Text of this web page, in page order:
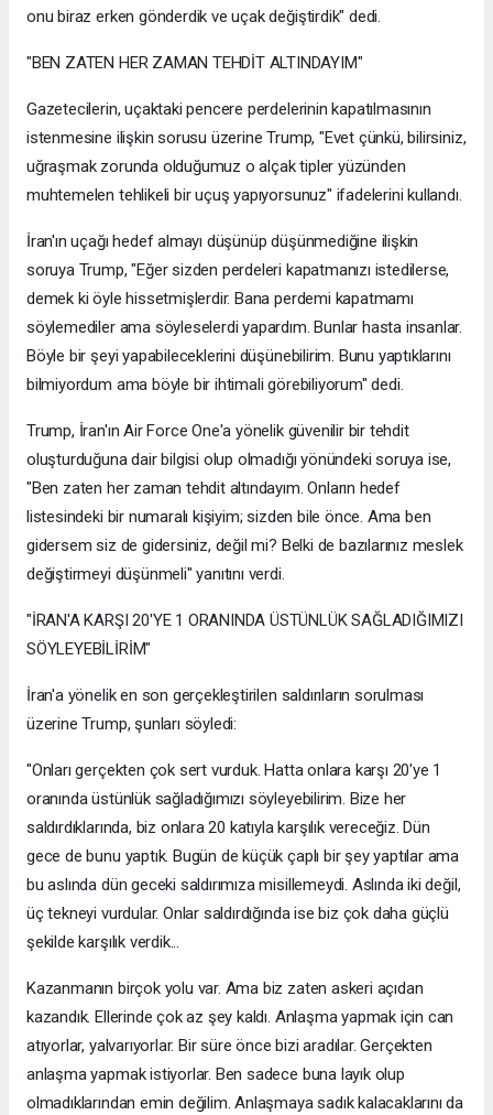
onu biraz erken gönderdik ve uçak değiştirdik" dedi.
"BEN ZATEN HER ZAMAN TEHDİT ALTINDAYIM"
Gazetecilerin, uçaktaki pencere perdelerinin kapatılmasının
istenmesine ilişkin sorusu üzerine Trump, "Evet çünkü, bilirsiniz,
uğraşmak zorunda olduğumuz o alçak tipler yüzünden
muhtemelen tehlikeli bir uçuş yapıyorsunuz" ifadelerini kullandı.
İran'ın uçağı hedef almayı düşünüp düşünmediğine ilişkin
soruya Trump, "Eğer sizden perdeleri kapatmanızı istedilerse,
demek ki öyle hissetmişlerdir. Bana perdemi kapatmamı
söylemediler ama söyleselerdi yapardım. Bunlar hasta insanlar.
Böyle bir şeyi yapabileceklerini düşünebilirim. Bunu yaptıklarını
bilmiyordum ama böyle bir ihtimali görebiliyorum" dedi.
Trump, İran'ın Air Force One'a yönelik güvenilir bir tehdit
oluşturduğuna dair bilgisi olup olmadığı yönündeki soruya ise,
"Ben zaten her zaman tehdit altındayım. Onların hedef
listesindeki bir numaralı kişiyim; sizden bile önce. Ama ben
gidersem siz de gidersiniz, değil mi? Belki de bazılarınız meslek
değiştirmeyi düşünmeli" yanıtını verdi.
"İRAN'A KARŞI 20'YE 1 ORANINDA ÜSTÜNLÜK SAĞLADIĞIMIZI
SÖYLEYEBİLİRİM"
İran'a yönelik en son gerçekleştirilen saldırıların sorulması
üzerine Trump, şunları söyledi:
"Onları gerçekten çok sert vurduk. Hatta onlara karşı 20'ye 1
oranında üstünlük sağladığımızı söyleyebilirim. Bize her
saldırdıklarında, biz onlara 20 katıyla karşılık vereceğiz. Dün
gece de bunu yaptık. Bugün de küçük çaplı bir şey yaptılar ama
bu aslında dün geceki saldırımıza misillemeydi. Aslında iki değil,
üç tekneyi vurdular. Onlar saldırdığında ise biz çok daha güçlü
şekilde karşılık verdik...
Kazanmanın birçok yolu var. Ama biz zaten askeri açıdan
kazandık. Ellerinde çok az şey kaldı. Anlaşma yapmak için can
atıyorlar, yalvarıyorlar. Bir süre önce bizi aradılar. Gerçekten
anlaşma yapmak istiyorlar. Ben sadece buna layık olup
olmadıklarından emin değilim. Anlaşmaya sadık kalacaklarını da